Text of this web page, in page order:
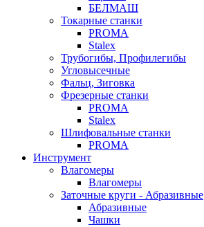
БЕЛМАШ
Токарные станки
PROMA
Stalex
Трубогибы, Профилегибы
Угловысечные
Фальц, Зиговка
Фрезерные станки
PROMA
Stalex
Шлифовальные станки
PROMA
Инструмент
Влагомеры
Влагомеры
Заточные круги - Абразивные
Абразивные
Чашки